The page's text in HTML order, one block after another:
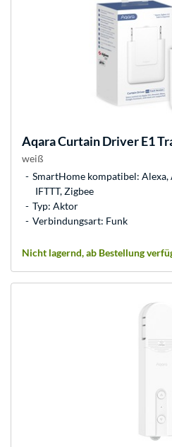
AqaraCurtain Driver E1
weiß
SmartHome kompatibel: Alexa,
IFTTT, Zigbee
Typ: Aktor
Verbindungsart: Funk
Nicht lagernd, ab Bestellung